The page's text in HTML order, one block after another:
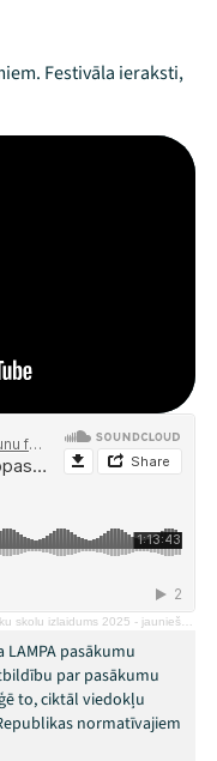
Festivāla ieraksti,
2025 - jauniešu politiskās idejas Latvijai un Eiropai
pasākumu
par pasākumu
to, ciktāl viedokļu
normatīvajiem